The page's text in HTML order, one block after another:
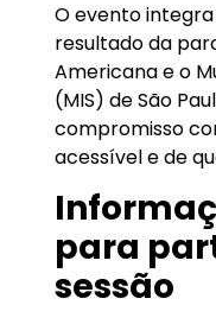
O evento integra
resultado da
Americana e o
(MIS) de São
compromisso
acessível e de
para
sessão